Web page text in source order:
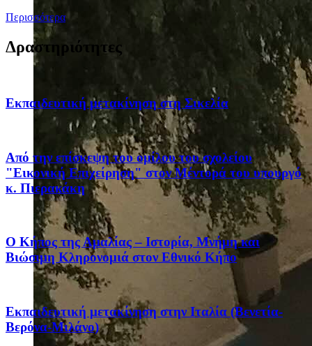
Περισσότερα
Δραστηριότητες
Eκπαιδευτική μετακίνηση στη Σικελία
Από την επίσκεψη του ομίλου του σχολείου
"Εικονική Επιχείρηση" στον Μέντορά του υπουργό
κ. Πιερακάκη
Ο Κήπος της Αμαλίας – Ιστορία, Μνήμη και
Βιώσιμη Κληρονομιά στον Εθνικό Κήπο
Eκπαιδευτική μετακίνηση στην Ιταλία (Βενετία-
Βερόνα-Μιλάνο)